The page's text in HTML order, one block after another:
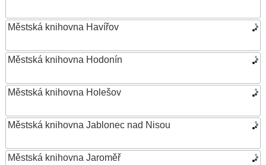
Městská knihovna Havířov
Městská knihovna Hodonín
Městská knihovna Holešov
Městská knihovna Jablonec nad Nisou
Městská knihovna Jaroměř